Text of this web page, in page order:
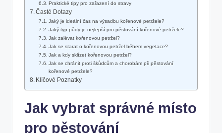
Praktické tipy pro zařazení do stravy
Časté Dotazy
Jaký je ideální čas na výsadbu kořenové petržele?
Jaký typ půdy je nejlepší pro pěstování kořenové petržele?
Jak zalévat kořenovou petržel?
Jak se starat o kořenovou petržel během vegetace?
Jak a kdy sklízet kořenovou petržel?
Jak se chránit proti škůdcům a chorobám při pěstování
kořenové petržele?
Klíčové Poznatky
Jak vybrat správné místo
pro pěstování